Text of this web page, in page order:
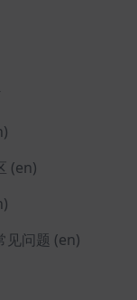
(en)
见问题 (en)